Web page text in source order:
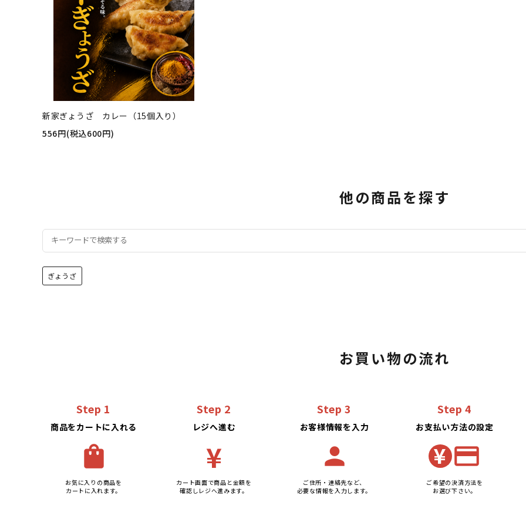
新家ぎょうざ カレー（15個入り）
556円(税込600円)
他の商品を探す
ぎょうざ
お買い物の流れ
Step 1
商品をカートに入れる
shopping_bag
お気に入りの商品を
カートに入れます。
Step 2
レジへ進む
¥
カート画面で商品と金額を
確認しレジへ進みます。
Step 3
お客様情報を入力
person
ご住所・連絡先など、
必要な情報を入力します。
Step 4
お支払い方法の設定
¥credit_card
ご希望の決済方法を
お選び下さい。